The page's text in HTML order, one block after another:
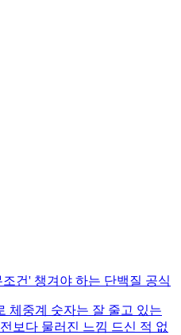
건' 챙겨야 하는 단백질 공식
체중계 숫자는 잘 줄고 있는
보다 물러진 느낌 드신 적 없